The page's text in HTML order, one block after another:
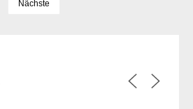
Nächste